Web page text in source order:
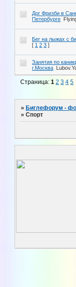
Дог Фризби в
Петербурге
Бег на лыжах с
[ 1 2 3 ]
Занятия по
г.Москва
Страница:1 2 3 4 5
»Биглефорум -
»Спорт